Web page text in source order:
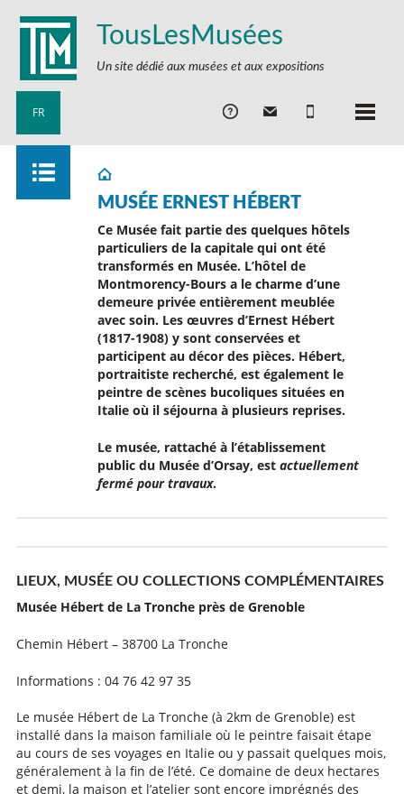
TousLesMusées
Un site dédié aux musées et aux expositions
FR
MUSÉE ERNEST HÉBERT
Ce Musée fait partie des quelques hôtels
particuliers de la capitale qui ont été
transformés en Musée. L’hôtel de
Montmorency-Bours a le charme d’une
demeure privée entièrement meublée
avec soin. Les œuvres d’Ernest Hébert
(1817-1908) y sont conservées et
participent au décor des pièces. Hébert,
portraitiste recherché, est également le
peintre de scènes bucoliques situées en
Italie où il séjourna à plusieurs reprises.
Le musée, rattaché à l’établissement
public du Musée d’Orsay, est actuellement
fermé pour travaux.
LIEUX, MUSÉE OU COLLECTIONS COMPLÉMENTAIRES
Musée Hébert de La Tronche près de Grenoble
Chemin Hébert – 38700 La Tronche
Informations : 04 76 42 97 35
Le musée Hébert de La Tronche (à 2km de Grenoble) est
installé dans la maison familiale où le peintre faisait étape
au cours de ses voyages en Italie ou y passait quelques mois,
généralement à la fin de l’été. Ce domaine de deux hectares
et demi, la maison et l’atelier sont encore imprégnés des